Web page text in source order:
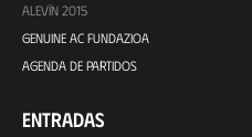
ALEVÍN 2015
GENUINE AC FUNDAZIOA
AGENDA DE PARTIDOS
ENTRADAS